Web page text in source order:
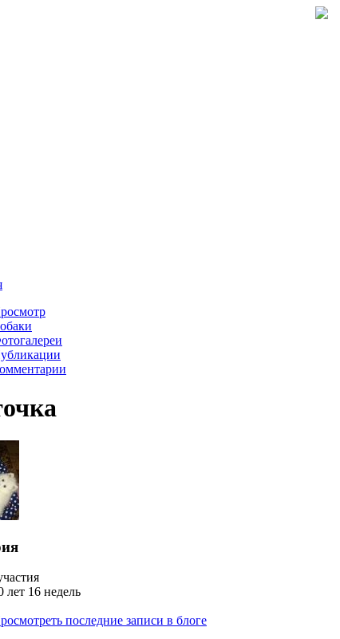
лет 16 недель
последние записи в блоге